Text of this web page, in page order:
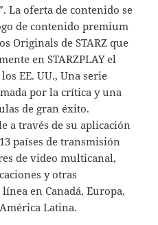
La oferta de contenido se
de contenido premium
Originals de STARZ que
en STARZPLAY el
EE. UU., Una serie
por la crítica y una
de gran éxito.
a través de su aplicación
países de transmisión
de video multicanal,
y otras
en Canadá, Europa,
Latina.